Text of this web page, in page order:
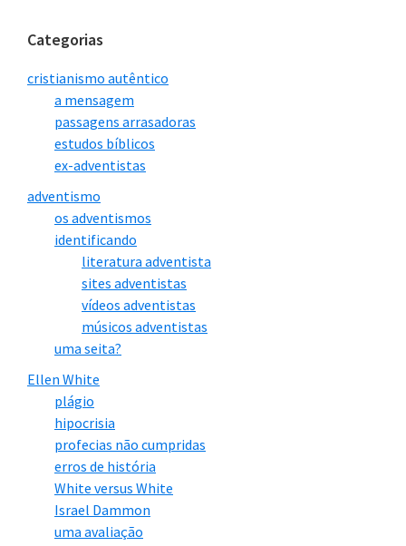
Categorias
cristianismo autêntico
a mensagem
passagens arrasadoras
estudos bíblicos
ex-adventistas
adventismo
os adventismos
identificando
literatura adventista
sites adventistas
vídeos adventistas
músicos adventistas
uma seita?
Ellen White
plágio
hipocrisia
profecias não cumpridas
erros de história
White versus White
Israel Dammon
uma avaliação